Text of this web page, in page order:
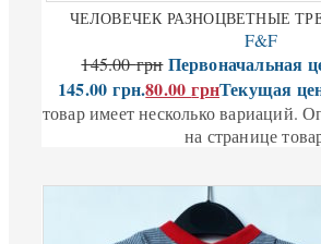
ЧЕЛОВЕЧЕК РАЗНОЦВЕТНЫЕ
F&F
145.00грн Первоначальная
145.00 грн.80.00грнТекущая
товар имеет несколько вариаций.
на странице